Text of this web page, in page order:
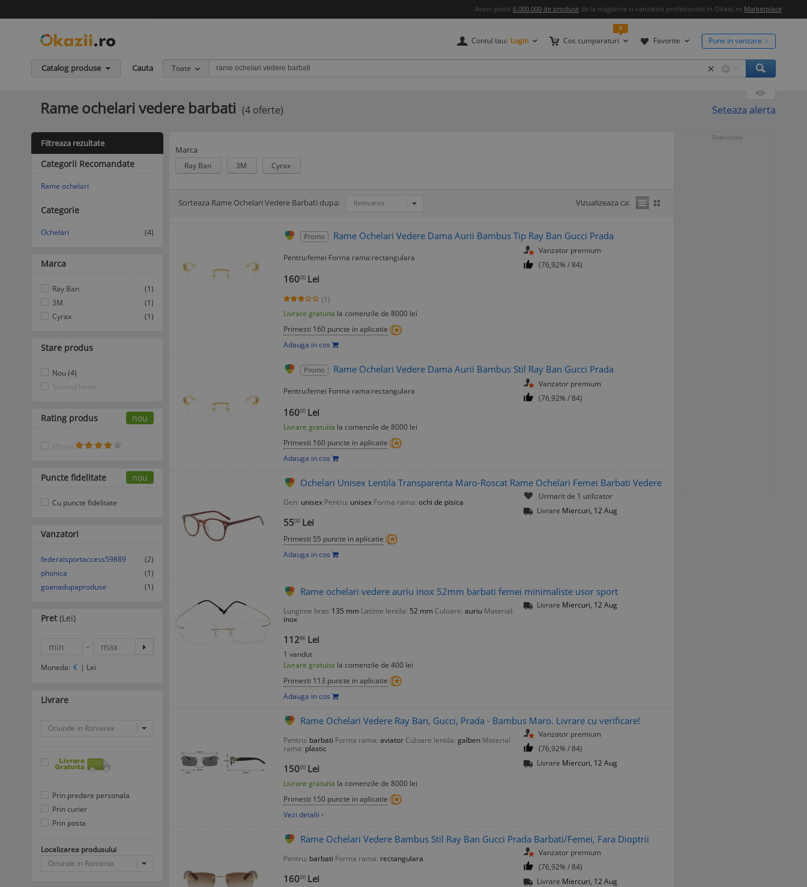
Avem peste 6.000.000 de produse de la magazine si vanzatori profesionisti in Okazii.ro Marketplace
Contul tau: Login Cos cumparaturi
0
Favorite Pune in vanzare
Catalog produse Cauta Toate ×
Rame ochelari vedere barbati (4 oferte) Seteaza alerta
Marca
Ray Ban 3M Cyrax
Sorteaza Rame Ochelari Vedere Barbati dupa: Relevanta Vizualizeaza ca:
Afisare Lista
Afisare galerie
Promo Rame Ochelari Vedere Dama Aurii Bambus Tip Ray Ban Gucci Prada
Pentru:femei Forma rama:rectangulara
16000 Lei
(1)
Livrare gratuita la comenzile de 8000 lei
Primesti 160 puncte in aplicatie
Adauga in cos
Vanzator premium
(76,92% / 84)
Promo Rame Ochelari Vedere Dama Aurii Bambus Stil Ray Ban Gucci Prada
Pentru:femei Forma rama:rectangulara
16000 Lei
Livrare gratuita la comenzile de 8000 lei
Primesti 160 puncte in aplicatie
Adauga in cos
Vanzator premium
(76,92% / 84)
Ochelari Unisex Lentila Transparenta Maro-Roscat Rame Ochelari Femei Barbati Vedere
Gen: unisex Pentru: unisex Forma rama: ochi de pisica
5500 Lei
Primesti 55 puncte in aplicatie
Adauga in cos
Urmarit de 1 utilizator
Livrare Miercuri, 12 Aug
Rame ochelari vedere auriu inox 52mm barbati femei minimaliste usor sport
Lungime brat: 135 mm Latime lentila: 52 mm Culoare: auriu Material:
inox
11286 Lei
1 vandut
Livrare gratuita la comenzile de 400 lei
Primesti 113 puncte in aplicatie
Adauga in cos
Livrare Miercuri, 12 Aug
Rame Ochelari Vedere Ray Ban, Gucci, Prada - Bambus Maro. Livrare cu verificare!
Pentru: barbati Forma rama: aviator Culoare lentila: galben Material
rama: plastic
15000 Lei
Livrare gratuita la comenzile de 8000 lei
Primesti 150 puncte in aplicatie
Vezi detalii ›
Vanzator premium
(76,92% / 84)
Livrare Miercuri, 12 Aug
Rame Ochelari Vedere Bambus Stil Ray Ban Gucci Prada Barbati/Femei, Fara Dioptrii
Pentru: barbati Forma rama: rectangulara
16000 Lei
Vanzator premium
(76,92% / 84)
Livrare Miercuri, 12 Aug
Filtreaza rezultate
Categorii Recomandate
Rame ochelari
Categorie
Ochelari (4)
Marca
Ray Ban
(1)
3M
(1)
Cyrax
(1)
Stare produs
Nou (4)
Second hand
Rating produs nou
Minim
Puncte fidelitate nou
Cu puncte fidelitate
Vanzatori
federalsportaccess59889
(2)
phonica
(1)
goanadupaproduse
(1)
Pret (Lei)
-
Moneda: € | Lei
Livrare
Oriunde in Romania
Prin predare personala
Prin curier
Prin posta
Localizarea produsului
Oriunde in Romania
Publicitate